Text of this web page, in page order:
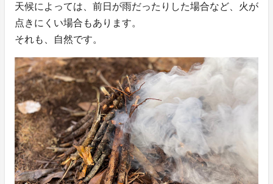
天候によっては、前日が雨だったりした場合など、火が
点きにくい場合もあります。
それも、自然です。